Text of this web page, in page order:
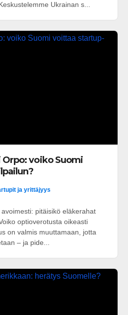
Ukrainan s...
voiko Suomi
ja yrittäjyys
pitäisikö eläkerahat
optioverotusta oikeasti
on valmis muuttamaan, jotta
– ja pide...